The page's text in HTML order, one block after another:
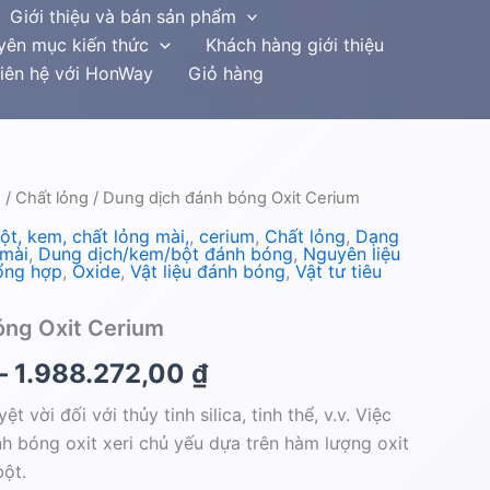
Giới thiệu và bán sản phẩm
mục kiến thức
Khách hàng giới thiệu
hệ với HonWay
Giỏ hàng
/ Chất lỏng / Dung dịch đánh bóng Oxit Cerium
kem, chất lỏng mài,, cerium, Chất lỏng, Dạng
, Dung dịch/kem/bột đánh bóng, Nguyên liệu
hợp, Oxide, Vật liệu đánh bóng,Vật tư tiêu
Oxit Cerium
1.988.272,00 ₫
Price
range:
1.131.785,60 ₫
1.988.272,00 ₫
vời đối với thủy tinh silica, tinh thể, v.v. Việc
bóng oxit xeri chủ yếu dựa trên hàm lượng oxit